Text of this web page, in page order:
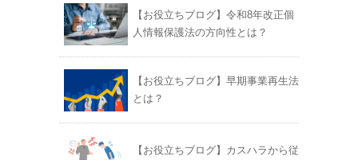
【お役立ちブログ】令和8年改正個
人情報保護法の方向性とは？
【お役立ちブログ】早期事業再生法
とは？
【お役立ちブログ】カスハラから従